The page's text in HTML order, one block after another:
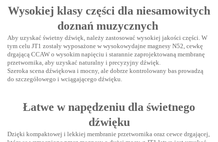
Wysokiej klasy części dla niesamowitych
doznań muzycznych
Aby uzyskać świetny dźwięk, należy zastosować wysokiej jakości części. W
tym celu JT1 zostały wyposażone w wysokowydajne magnesy N52, cewkę
drgającą CCAW o wysokim napięciu i starannie zaprojektowaną membranę
przetwornika, aby uzyskać naturalny i precyzyjny dźwięk.
Szeroka scena dźwiękowa i mocny, ale dobrze kontrolowany bas prowadzą
do szczegółowego i wciągającego dźwięku.
Łatwe w napędzeniu dla świetnego
dźwięku
Dzięki kompaktowej i lekkiej membranie przetwornika oraz cewce drgającej,